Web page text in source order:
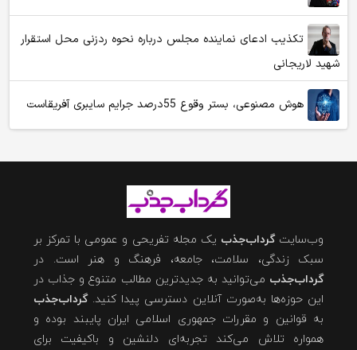
تکذیب ادعای نماینده مجلس درباره نحوه ردزنی محل استقرار
شهید لاریجانی
هوش مصنوعی، بستر وقوع 55درصد جرایم سایبری آفریقاست
وب‌سایتگرداب‌جذب یک مجله تفریحی و عمومی با تمرکز بر
سبک زندگی، سلامت، جامعه، فرهنگ و هنر است. در
گرداب‌جذب می‌توانید به جدیدترین مطالب متنوع و جذاب در
این حوزه‌ها به‌صورت آنلاین دسترسی پیدا کنید.گرداب‌جذب
به قوانین و مقررات جمهوری اسلامی ایران پایبند بوده و
همواره تلاش می‌کند تجربه‌ای دلنشین و باکیفیت برای